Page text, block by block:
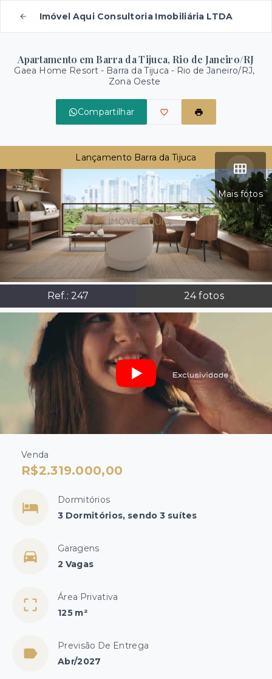
Imóvel Aqui Consultoria Imobiliária LTDA
Apartamento em Barra da Tijuca, Rio de Janeiro/RJ
Gaea Home Resort - Barra da Tijuca - Rio de Janeiro/RJ,
Zona Oeste
Compartilhar
Mais fotos
Ref.: 247 24fotos
Lançamento Barra da Tijuca
Venda
R$2.319.000,00
Dormitórios
3 Dormitórios, sendo 3 suítes
Garagens
2 Vagas
Área Privativa
125 m²
Previsão De Entrega
Abr/2027